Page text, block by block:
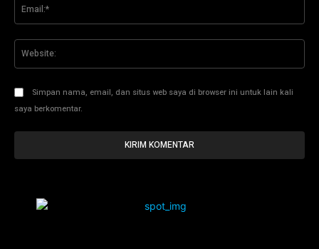
Simpan nama, email, dan situs web saya di browser ini untuk lain kali
saya berkomentar.